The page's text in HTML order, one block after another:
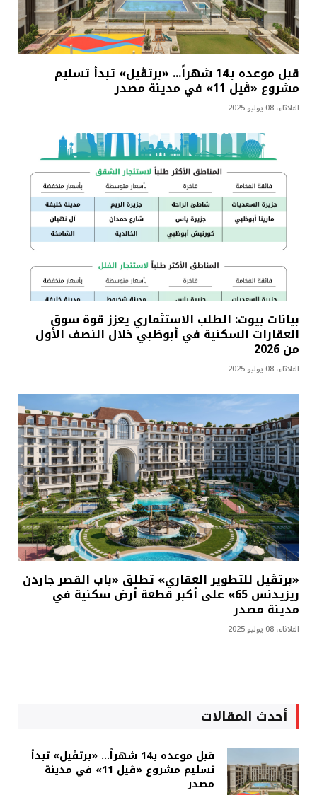
قبل موعده بـ14 شهراً... «برتڤيل» تبدأ تسليم
مشروع «ڤيل 11» في مدينة مصدر
الثلاثاء، 08 يوليو 2025
بيانات بيوت: الطلب الاستثماري يعزز قوة سوق
العقارات السكنية في أبوظبي خلال النصف الأول
من 2026
الثلاثاء، 08 يوليو 2025
«برتڤيل للتطوير العقاري» تطلق «باب القصر جاردن
ريزيدنس 65» على أكبر قطعة أرض سكنية في
مدينة مصدر
الثلاثاء، 08 يوليو 2025
أحدث المقالات
قبل موعده بـ14 شهراً... «برتڤيل» تبدأ
تسليم مشروع «ڤيل 11» في مدينة
مصدر